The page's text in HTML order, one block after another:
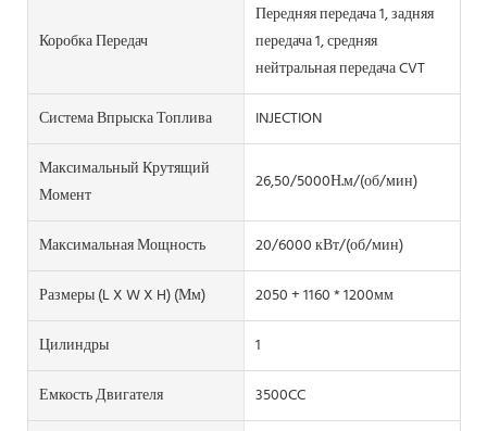
Коробка Передач
Передняя передача 1, задняя
передача 1, средняя
нейтральная передача CVT
Система Впрыска Топлива
INJECTION
Максимальный Крутящий
Момент
26,50/5000Н.м/(об/мин)
Максимальная Мощность
20/6000 кВт/(об/мин)
Размеры (L X W X H) (мм)
2050 + 1160 * 1200мм
Цилиндры
1
Емкость Двигателя
3500CC